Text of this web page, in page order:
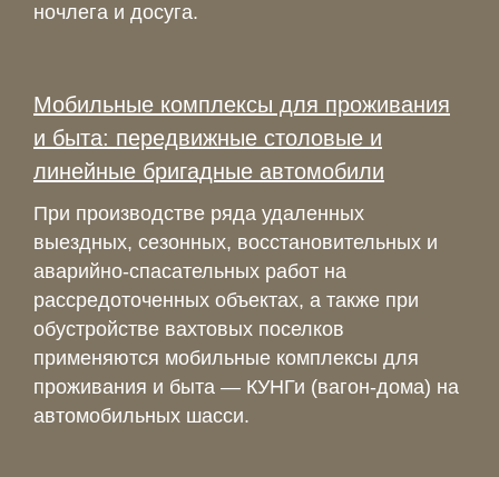
ночлега и досуга.
Мобильные комплексы для проживания
и быта: передвижные столовые и
линейные бригадные автомобили
При производстве ряда удаленных
выездных, сезонных, восстановительных и
аварийно-спасательных работ на
рассредоточенных объектах, а также при
обустройстве вахтовых поселков
применяются мобильные комплексы для
проживания и быта — КУНГи (вагон-дома) на
автомобильных шасси.